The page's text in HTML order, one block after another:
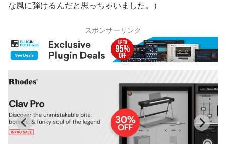
な風に弾けるんだと思っちゃいました。）
スポンサーリンク